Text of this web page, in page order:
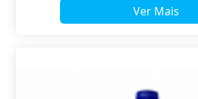
Ver Mais